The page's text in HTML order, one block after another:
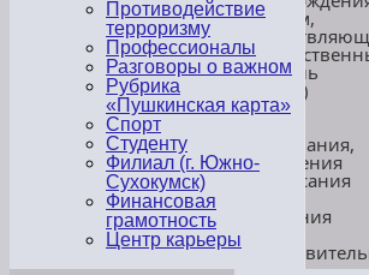
органом,
контроль
(надзор)
в
образования,
исполнения
предписания
признания
его
Противодействие
терроризму
Профессионалы
Разговоры о важном
Рубрика
«Пушкинская карта»
Спорт
Студенту
Филиал (г. Южно-
Сухокумск)
Финансовая
грамотность
Центр карьеры